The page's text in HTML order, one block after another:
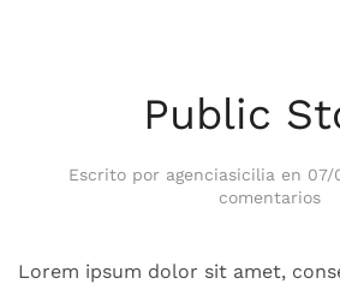
Public
Escrito por agenciasicilia en 07/
comentariosen
Lorem ipsum dolor sit amet,